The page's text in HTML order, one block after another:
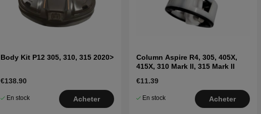
Body Kit P12 305, 310, 315 2020>
€138.90
En stock Acheter
Column Aspire R4, 305, 405X,
415X, 310 Mark II, 315 Mark II
€11.39
En stock Acheter